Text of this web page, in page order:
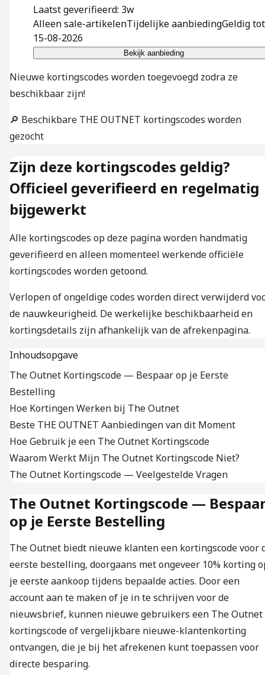
Laatst geverifieerd: 3w
Alleen sale-artikelenTijdelijke aanbiedingGeldig
15-08-2026
Bekijk aanbieding
Nieuwe kortingscodes worden toegevoegd zodra ze
beschikbaar zijn!
🔎 Beschikbare THE OUTNET kortingscodes worden
gezocht
Zijn deze kortingscodes geldig?
Officieel geverifieerd en regelmatig
bijgewerkt
Alle kortingscodes op deze pagina worden handmatig
geverifieerd en alleen momenteel werkende officiële
kortingscodes worden getoond.
Verlopen of ongeldige codes worden direct verwijderd
de nauwkeurigheid. De werkelijke beschikbaarheid en
kortingsdetails zijn afhankelijk van de afrekenpagina.
Inhoudsopgave
The Outnet Kortingscode — Bespaar op je Eerste
Bestelling
Hoe Kortingen Werken bij The Outnet
Beste THE OUTNET Aanbiedingen van dit Moment
Hoe Gebruik je een The Outnet Kortingscode
Waarom Werkt Mijn The Outnet Kortingscode Niet?
The Outnet Kortingscode — Veelgestelde Vragen
The Outnet Kortingscode —
op je Eerste Bestelling
The Outnet biedt nieuwe klanten een kortingscode voor
eerste bestelling, doorgaans met ongeveer 10% korting
je eerste aankoop tijdens bepaalde acties. Door een
account aan te maken of je in te schrijven voor de
nieuwsbrief, kunnen nieuwe gebruikers een The Outnet
kortingscode of vergelijkbare nieuwe-klantenkorting
ontvangen, die je bij het afrekenen kunt toepassen voor
directe besparing.